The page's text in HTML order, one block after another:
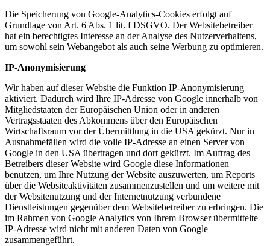
Die Speicherung von Google-Analytics-Cookies erfolgt auf
Grundlage von Art. 6 Abs. 1 lit. f DSGVO. Der Websitebetreiber
hat ein berechtigtes Interesse an der Analyse des Nutzerverhaltens,
um sowohl sein Webangebot als auch seine Werbung zu optimieren.
IP-Anonymisierung
Wir haben auf dieser Website die Funktion IP-Anonymisierung
aktiviert. Dadurch wird Ihre IP-Adresse von Google innerhalb von
Mitgliedstaaten der Europäischen Union oder in anderen
Vertragsstaaten des Abkommens über den Europäischen
Wirtschaftsraum vor der Übermittlung in die USA gekürzt. Nur in
Ausnahmefällen wird die volle IP-Adresse an einen Server von
Google in den USA übertragen und dort gekürzt. Im Auftrag des
Betreibers dieser Website wird Google diese Informationen
benutzen, um Ihre Nutzung der Website auszuwerten, um Reports
über die Websiteaktivitäten zusammenzustellen und um weitere mit
der Websitenutzung und der Internetnutzung verbundene
Dienstleistungen gegenüber dem Websitebetreiber zu erbringen. Die
im Rahmen von Google Analytics von Ihrem Browser übermittelte
IP-Adresse wird nicht mit anderen Daten von Google
zusammengeführt.